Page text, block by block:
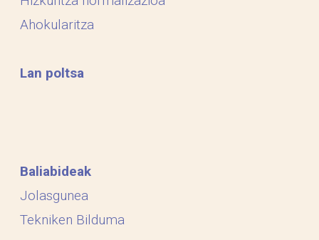
Ahokularitza
Lan poltsa
Baliabideak
Jolasgunea
Tekniken Bilduma